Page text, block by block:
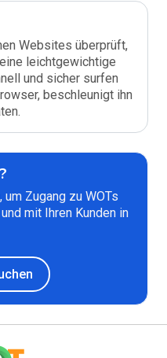
Websites überprüft,
leichtgewichtige
und sicher surfen
beschleunigt ihn
Zugang zu WOTs
mit Ihren Kunden in